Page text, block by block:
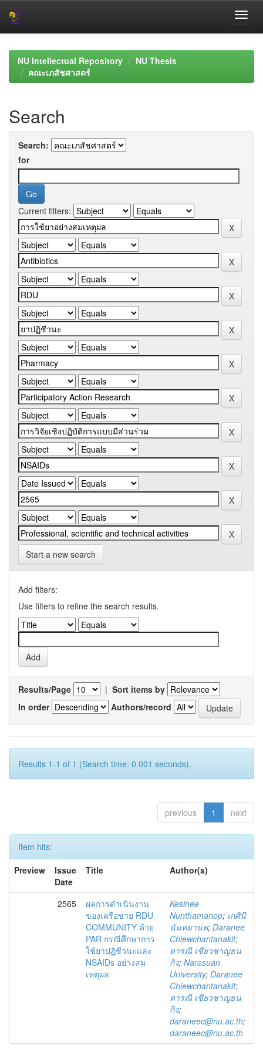
navigationNU Intellectual Repository
NU Thesis
คณะเภสัชศาสตร์
Search
Search:
for
Current filters:
Start a new search
Add filters:
Use filters to refine the search results.
Results/Page | Sort items by
In order
Authors/record
Results 1-1 of 1 (Search time: 0.001 seconds).
previous 1 next
Item hits:
Preview
Issue
Date
Title Author(s)
2565
ผลการดำเนินงาน
ของเครือข่าย RDU
COMMUNITY ด้วย
PAR กรณีศึกษาการ
ใช้ยาปฏิชีวนะและ
NSAIDs อย่างสม
เหตุผล
Kesinee
Nunthamanop; เกศินี
นันทมานพ; Daranee
Chiewchantanakit;
ดารณี เชี่ยวชาญธน
กิจ; Naresuan
University; Daranee
Chiewchantanakit;
ดารณี เชี่ยวชาญธน
กิจ;
daraneec@nu.ac.th;
daraneec@nu.ac.th